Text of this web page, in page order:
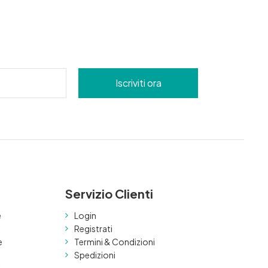
Servizio Clienti
Login
Registrati
Termini & Condizioni
Spedizioni